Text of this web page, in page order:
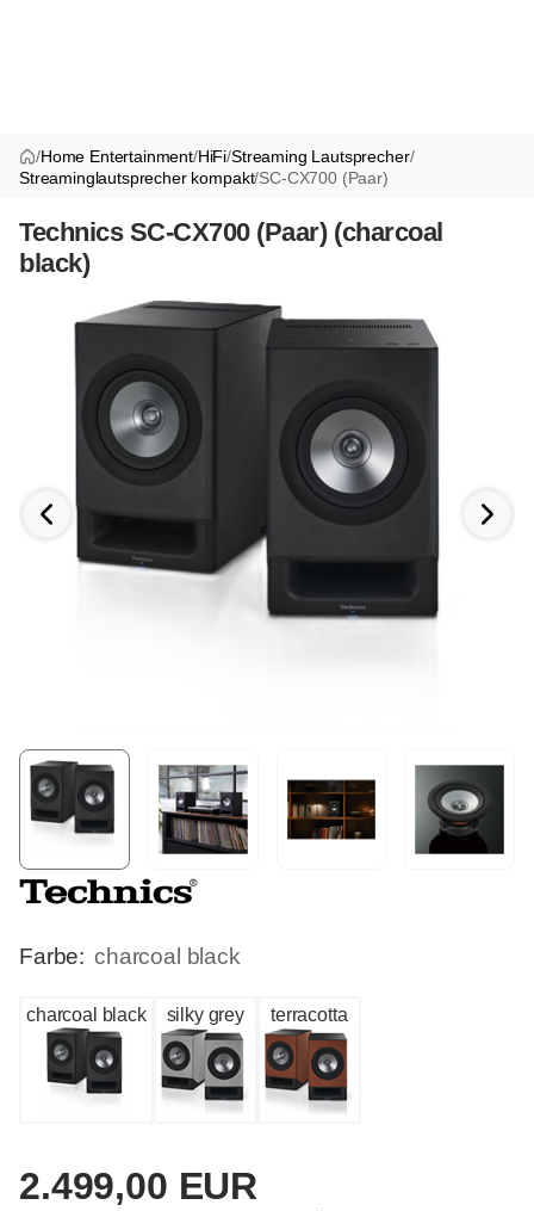
/Home Entertainment/HiFi/Streaming Lautsprecher/
Streaminglautsprecher kompakt/SC-CX700 (Paar)
Technics SC-CX700 (Paar) (charcoal
black)
Farbe: charcoal black
charcoal black silky grey terracotta
2.499,00 EUR